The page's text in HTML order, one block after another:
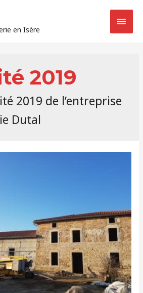
en Isère
2019
2019 de l’entreprise
Dutal